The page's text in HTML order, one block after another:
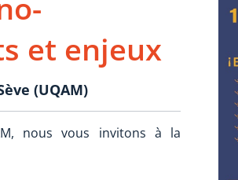
et enjeux
(UQAM)
nous vous invitons à la